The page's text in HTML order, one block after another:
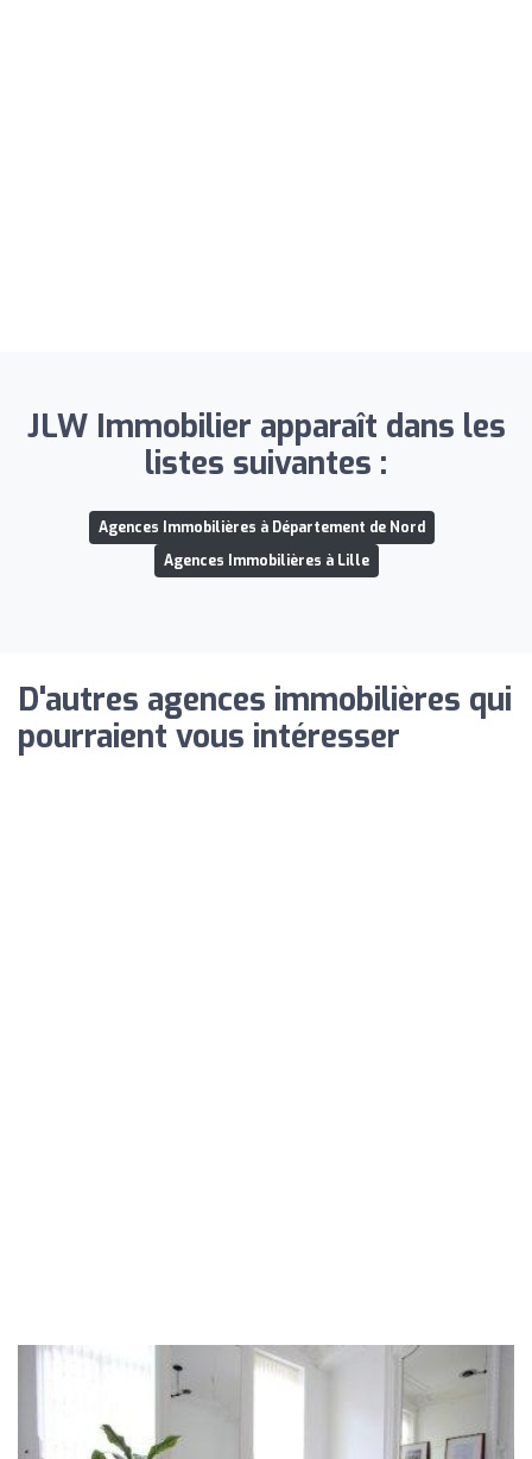
JLW Immobilier apparaît dans les
listes suivantes :
Agences Immobilières à Département de Nord
Agences Immobilières à Lille
D'autres agences immobilières qui
pourraient vous intéresser